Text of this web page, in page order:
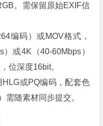
。需保留原始EXIF信
编码）或MOV格式，
或4K（40-60Mbps）
位深度16bit。
或PQ编码，配套色
需随素材同步提交。